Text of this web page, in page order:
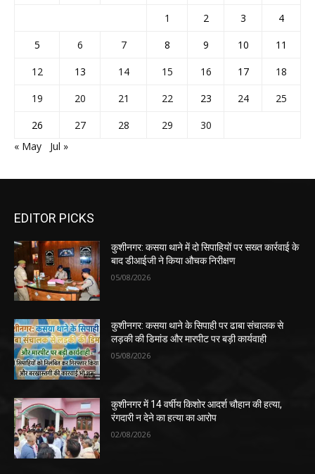
1 2 3
4
5
6 7 8 9 10
11
12
13 14 15 16 17
18
19
20 21 22 23 24
25
26
27 28 29
30
« May
Jul »
EDITOR PICKS
कुशीनगर: कसया थाने में दो सिपाहियों पर सख्त कार्रवाई के
बाद डीआईजी ने किया औचक निरीक्षण
05/08/2026
कुशीनगर: कसया थाने के सिपाही पर ढाबा संचालक से
लड़की की डिमांड और मारपीट पर बड़ी कार्यवाही
05/08/2026
कुशीनगर में 14 वर्षीय किशोर आदर्श चौहान की हत्या,
रंगदारी न देने का हत्या का आरोप
02/08/2026